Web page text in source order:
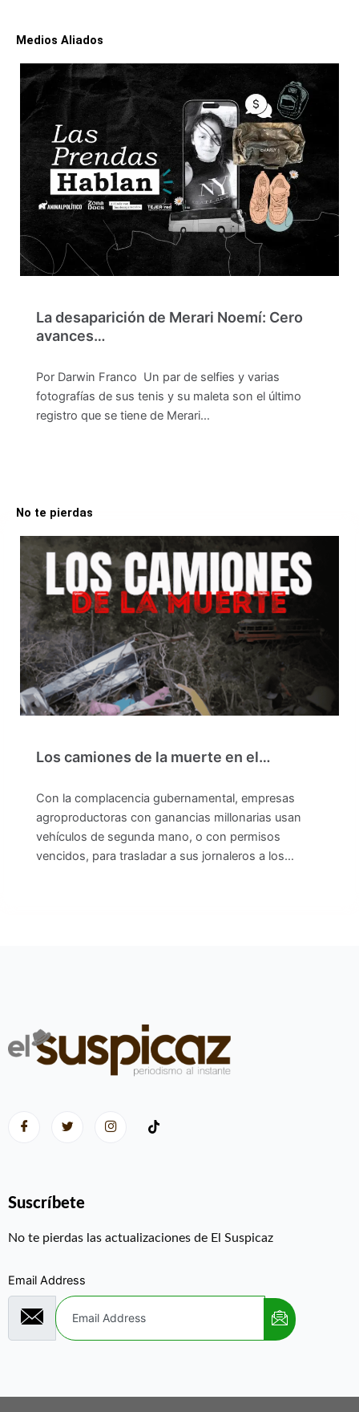
Medios Aliados
La desaparición de Merari Noemí: Cero
avances…
Por Darwin Franco Un par de selfies y varias
fotografías de sus tenis y su maleta son el último
registro que se tiene de Merari…
No te pierdas
Los camiones de la muerte en el…
Con la complacencia gubernamental, empresas
agroproductoras con ganancias millonarias usan
vehículos de segunda mano, o con permisos
vencidos, para trasladar a sus jornaleros a los…
Suscríbete
No te pierdas las actualizaciones de El Suspicaz
Email Address